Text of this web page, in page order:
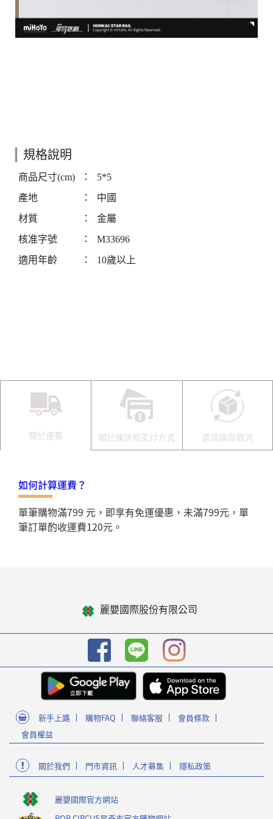
規格說明
商品尺寸(cm) ：
5*5
產地
：
中國
材質
：
金屬
核准字號
：
M33696
適用年齡
： 10歲以上
關於運費 關於運送和支付方式 退貨換貨取消
如何計算運費？
單筆購物滿799 元，即享有免運優惠，未滿799元，單
筆訂單酌收運費120元。
麗嬰國際股份有限公司
新手上路 購物FAQ 聯絡客服
會員條款
會員權益
關於我們 門市資訊 人才募集 隱私政策
麗嬰國際官方網站